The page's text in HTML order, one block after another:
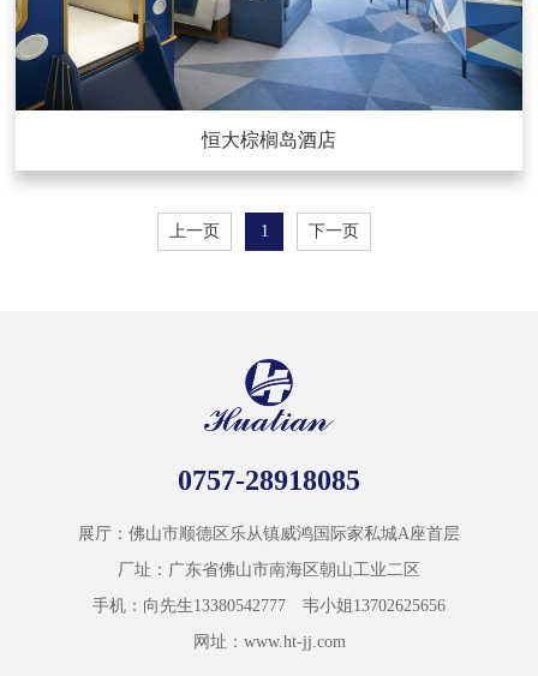
恒大棕榈岛酒店
上一页 1 下一页
0757-28918085
展厅：佛山市顺德区乐从镇威鸿国际家私城A座首层
厂址：广东省佛山市南海区朝山工业二区
手机：向先生13380542777 韦小姐13702625656
网址：www.ht-jj.com